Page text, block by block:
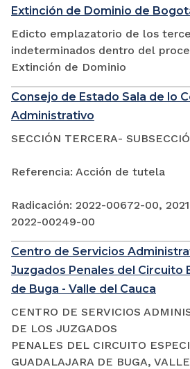
Extinción de Dominio de
Edicto emplazatorio de los
indeterminados dentro del
Extinción de Dominio
Consejo de Estado Sala de lo
Administrativo
SECCIÓN TERCERA-
Referencia: Acción de tutela
Radicación: 2022-00672-00,
2022-00249-00
Centro de Servicios
Juzgados Penales del Circuito
de Buga - Valle del Cauca
CENTRO DE SERVICIOS
DE LOS JUZGADOS
PENALES DEL CIRCUITO
GUADALAJARA DE BUGA,